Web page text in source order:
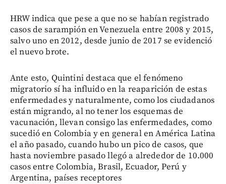
HRW indica que pese a que no se habían registrado
casos de sarampión en Venezuela entre 2008 y 2015,
salvo uno en 2012, desde junio de 2017 se evidenció
el nuevo brote.
Ante esto, Quintini destaca que el fenómeno
migratorio sí ha influido en la reaparición de estas
enfermedades y naturalmente, como los ciudadanos
están migrando, al no tener los esquemas de
vacunación, llevan consigo las enfermedades, como
sucedió en Colombia y en general en América Latina
el año pasado, cuando hubo un pico de casos, que
hasta noviembre pasado llegó a alrededor de 10.000
casos entre Colombia, Brasil, Ecuador, Perú y
Argentina, países receptores